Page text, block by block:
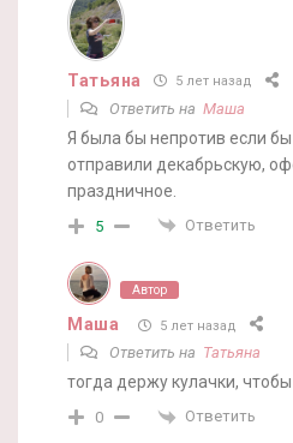
Татьяна 5 лет назад
Ответить на Маша
Я была бы непротив если
отправили декабрьскую,
праздничное.
5 Ответить
Автор
Маша 5 лет назад
Ответить на Татьяна
тогда держу кулачки,
0 Ответить